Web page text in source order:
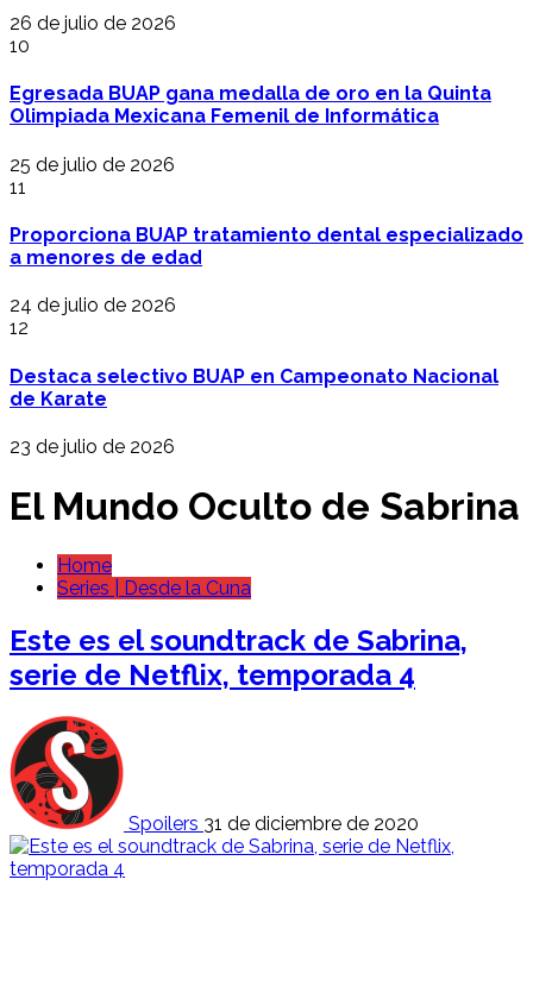
26 de julio de 2026
10
Egresada BUAP gana medalla de oro en la Quinta
Olimpiada Mexicana Femenil de Informática
25 de julio de 2026
11
Proporciona BUAP tratamiento dental especializado
a menores de edad
24 de julio de 2026
12
Destaca selectivo BUAP en Campeonato Nacional
de Karate
23 de julio de 2026
El Mundo Oculto de Sabrina
Home
Series | Desde la Cuna
Este es el soundtrack de Sabrina,
serie de Netflix, temporada 4
Spoilers 31 de diciembre de 2020